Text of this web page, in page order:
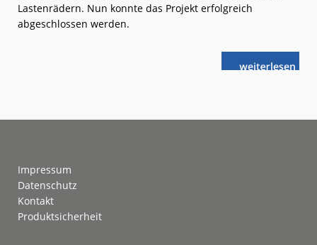
Lastenrädern. Nun konnte das Projekt erfolgreich
abgeschlossen werden.
weiterlese
nFrankfurt
Impressum
Datenschutz
Kontakt
Produktsicherheit